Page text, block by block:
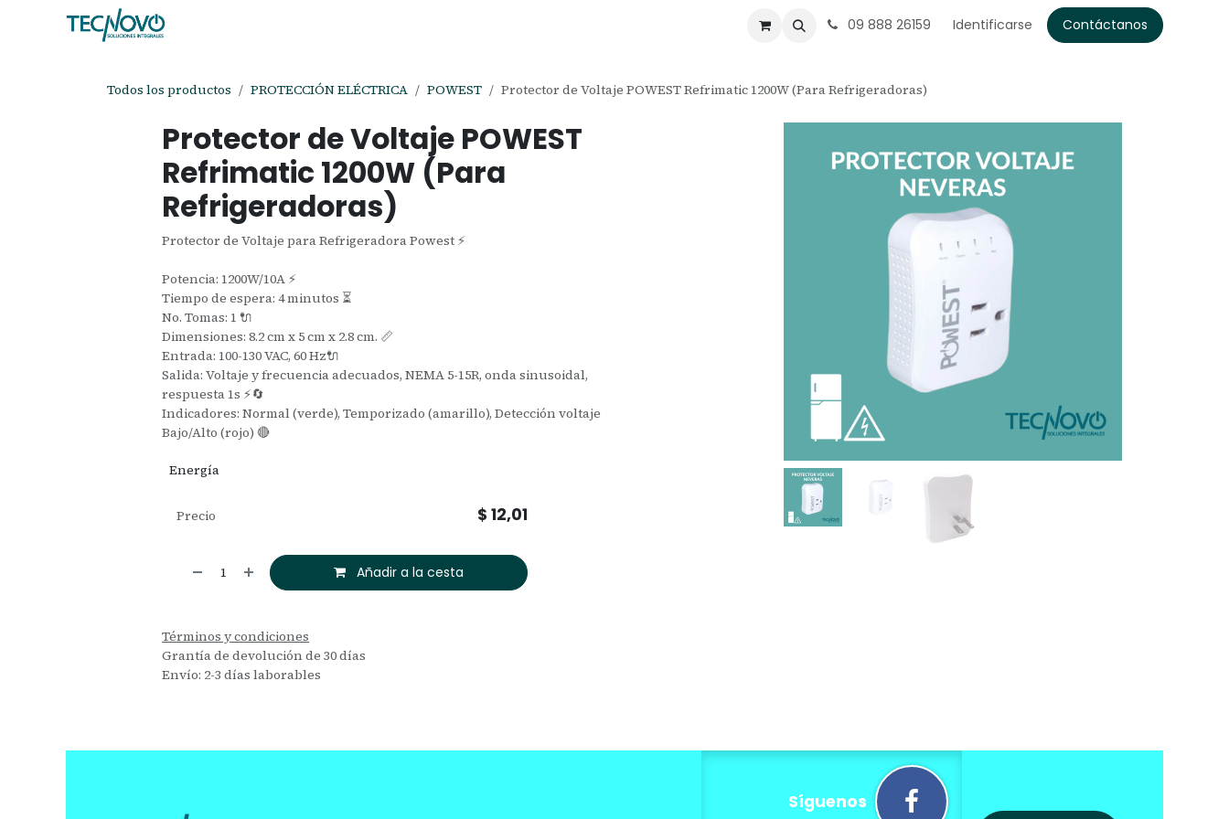
09 888 26159 Identificarse Contáctanos
Todos los productos PROTECCIÓN ELÉCTRICA POWEST Protector de Voltaje POWEST Refrimatic 1200W (Para Refrigeradoras)
Protector de Voltaje POWEST
Refrimatic 1200W (Para
Refrigeradoras)
Protector de Voltaje para Refrigeradora Powest ⚡
Potencia: 1200W/10A ⚡
Tiempo de espera: 4 minutos ⏳
No. Tomas: 1 🔌
Dimensiones: 8.2 cm x 5 cm x 2.8 cm. 📏
Entrada: 100-130 VAC, 60 Hz🔌
Salida: Voltaje y frecuencia adecuados, NEMA 5-15R, onda sinusoidal,
respuesta 1s ⚡🔄
Indicadores: Normal (verde), Temporizado (amarillo), Detección voltaje
Bajo/Alto (rojo) 🔴
Energía
Añadir a la cesta
Precio $12,01
Términos y condiciones
Grantía de devolución de 30 días
Envío: 2-3 días laborables
Síguenos